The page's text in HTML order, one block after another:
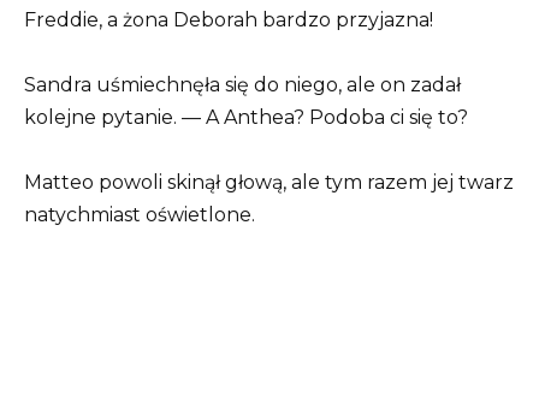
Freddie, a żona Deborah bardzo przyjazna!
Sandra uśmiechnęła się do niego, ale on zadał
kolejne pytanie. — A Anthea? Podoba ci się to?
Matteo powoli skinął głową, ale tym razem jej twarz
natychmiast oświetlone.